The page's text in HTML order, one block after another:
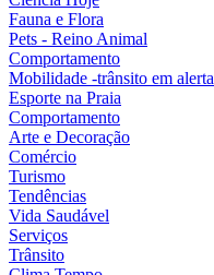
Fauna e Flora
Pets - Reino Animal
Comportamento
Mobilidade -trânsito em alerta
Esporte na Praia
Comportamento
Arte e Decoração
Comércio
Turismo
Tendências
Vida Saudável
Serviços
Trânsito